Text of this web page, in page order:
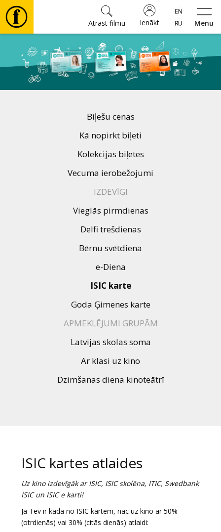
Menu
Ienākt
Atrast filmu
Filmas
🎵
Biļešu cenas
Kā nopirkt biļeti
Kolekcijas biļetes
Vecuma ierobežojumi
IZDEVĪGI
Vieglās pirmdienas
Delfi trešdienas
Bērnu svētdiena
e-Diena
ISIC karte
Goda Ģimenes karte
APMEKLĒJUMI GRUPĀM
Latvijas skolas soma
Ar klasi uz kino
Dzimšanas diena kinoteātrī
ISIC kartes atlaides
Uz kino izdevīgāk ar ISIC, ISIC skolēna, ITIC, Swedbank
ISIC un ISIC e karti!
Ja Tev ir kāda no ISIC kartēm, nāc uz kino ar 50%
(otrdienās) vai 30% (citās dienās) atlaidi: